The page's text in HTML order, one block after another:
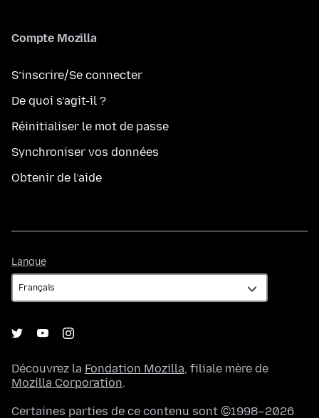
Compte Mozilla
S’inscrire/Se connecter
De quoi s’agit-il ?
Réinitialiser le mot de passe
Synchroniser vos données
Obtenir de l’aide
Langue
Découvrez la Fondation Mozilla, filiale mère de
Mozilla Corporation.
Certaines parties de ce contenu sont ©1998–2026